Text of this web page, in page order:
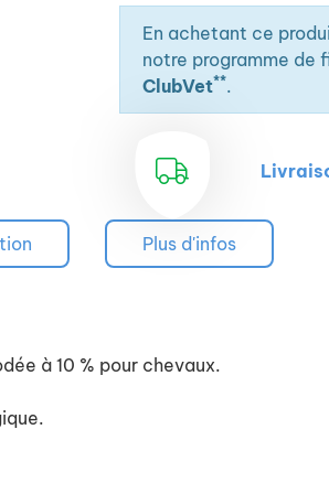
En achetant ce
notre programme de
ClubVet**.
Plus d'infos
à 10 % pour chevaux.